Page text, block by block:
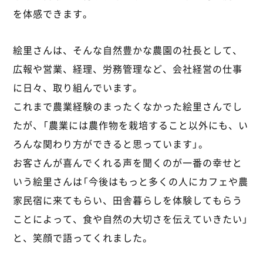
を体感できます。
絵里さんは、そんな自然豊かな農園の社長として、
広報や営業、経理、労務管理など、会社経営の仕事
に日々、取り組んでいます。
これまで農業経験のまったくなかった絵里さんでし
たが、「農業には農作物を栽培すること以外にも、い
ろんな関わり方ができると思っています」。
お客さんが喜んでくれる声を聞くのが一番の幸せと
いう絵里さんは「今後はもっと多くの人にカフェや農
家民宿に来てもらい、田舎暮らしを体験してもらう
ことによって、食や自然の大切さを伝えていきたい」
と、笑顔で語ってくれました。